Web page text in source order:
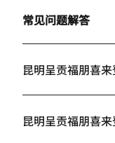
常见问题解答
昆明呈贡福朋喜
昆明呈贡福朋喜